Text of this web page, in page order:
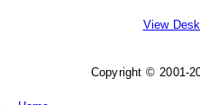
View
Copyright © 2001-